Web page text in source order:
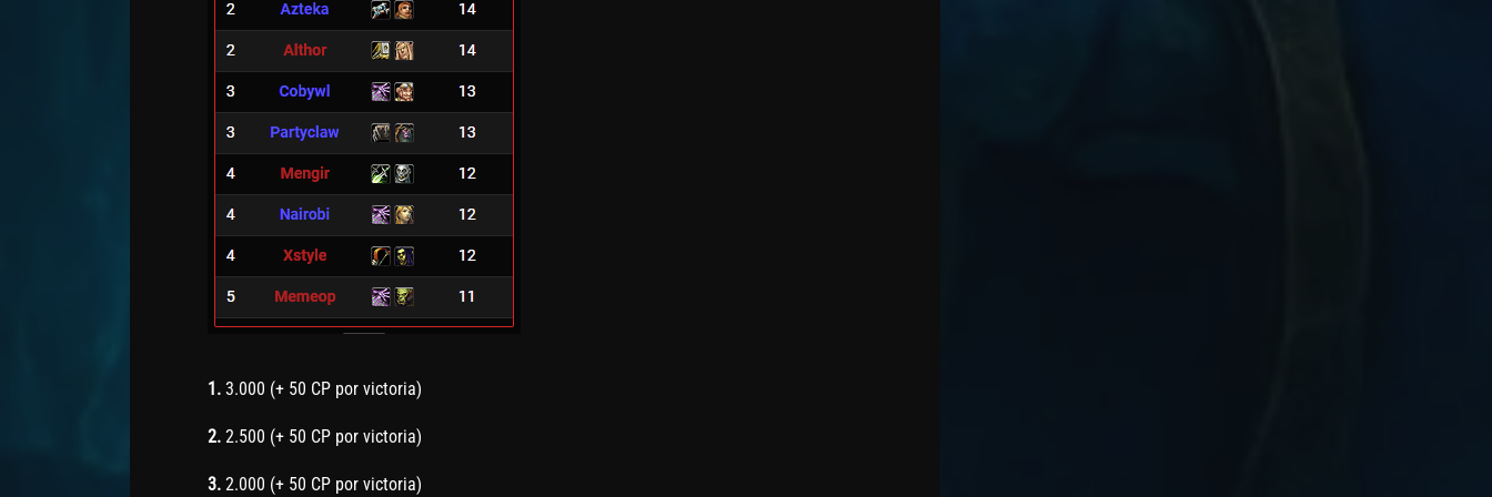
1. 3.000 (+ 50 CP por victoria)
2. 2.500 (+ 50 CP por victoria)
3. 2.000 (+ 50 CP por victoria)